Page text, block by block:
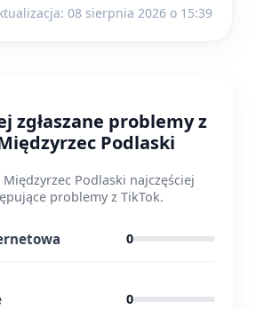
08 sierpnia 2026 o 15:39
zgłaszane problemy z
Podlaski
Podlaski najczęściej
problemy z TikTok.
0
0